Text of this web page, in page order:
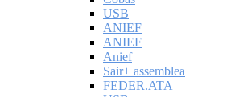
USB
ANIEF
ANIEF
Anief
Sair+ assemblea
FEDER.ATA